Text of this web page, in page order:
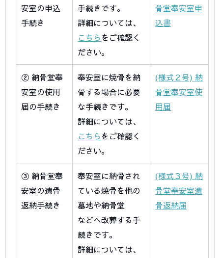
安室の申込
手続き
手続きです。
詳細については、
こちら をご確認く
ださい。
骨堂奉安室申
込書
② 納骨堂奉
安室の使用
届の手続き
奉安室に焼骨を納
骨する場合に必要
な手続きです。
詳細については、
こちら をご確認く
ださい。
(様式２号) 納
骨堂奉安室使
用届
③ 納骨堂奉
安室の遺骨
返納手続き
奉安室に納骨され
ている焼骨を他の
墓地や納骨堂
などへ改葬する手
続きです。
詳細については、
(様式３号) 納
骨堂奉安室遺
骨返納届